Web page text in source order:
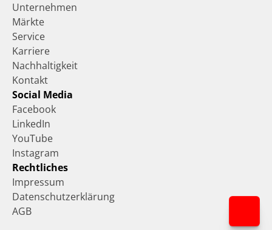
Unternehmen
Märkte
Service
Karriere
Nachhaltigkeit
Kontakt
Social Media
Facebook
LinkedIn
YouTube
Instagram
Rechtliches
Impressum
Datenschutzerklärung
AGB